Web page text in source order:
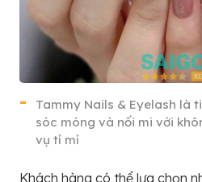
Tammy Nails & Eyelash là
sóc móng và nối mi với
vụ tỉ mỉ
Khách hàng có thể lựa chọn